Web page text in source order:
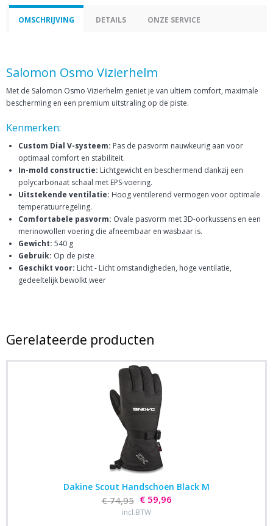
OMSCHRIJVING DETAILS ONZE SERVICE
Salomon Osmo Vizierhelm
Met de Salomon Osmo Vizierhelm geniet je van ultiem comfort, maximale
bescherming en een premium uitstraling op de piste.
Kenmerken:
Custom Dial V-systeem: Pas de pasvorm nauwkeurig aan voor
optimaal comfort en stabiliteit.
In-mold constructie: Lichtgewicht en beschermend dankzij een
polycarbonaat schaal met EPS-voering.
Uitstekende ventilatie: Hoog ventilerend vermogen voor optimale
temperatuurregeling.
Comfortabele pasvorm: Ovale pasvorm met 3D-oorkussens en een
merinowollen voering die afneembaar en wasbaar is.
Gewicht: 540 g
Gebruik: Op de piste
Geschikt voor: Licht - Licht omstandigheden, hoge ventilatie,
gedeeltelijk bewolkt weer
Gerelateerde producten
Dakine Scout Handschoen Black M
€ 74,95 € 59,96
incl.BTW